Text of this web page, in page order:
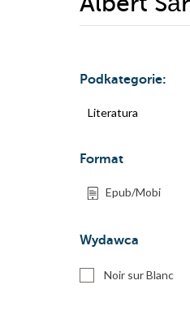
Podkategorie:
Literatura
Format
Epub/Mobi
Wydawca
Noir sur Blanc